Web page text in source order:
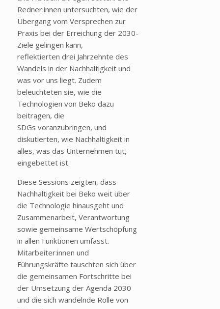
Redner:innen untersuchten, wie der
Übergang vom Versprechen zur
Praxis bei der Erreichung der 2030-
Ziele gelingen kann,
reflektierten drei Jahrzehnte des
Wandels in der Nachhaltigkeit und
was vor uns liegt. Zudem
beleuchteten sie, wie die
Technologien von Beko dazu
beitragen, die
SDGs voranzubringen, und
diskutierten, wie Nachhaltigkeit in
alles, was das Unternehmen tut,
eingebettet ist.
Diese Sessions zeigten, dass
Nachhaltigkeit bei Beko weit über
die Technologie hinausgeht und
Zusammenarbeit, Verantwortung
sowie gemeinsame Wertschöpfung
in allen Funktionen umfasst.
Mitarbeiter:innen und
Führungskräfte tauschten sich über
die gemeinsamen Fortschritte bei
der Umsetzung der Agenda 2030
und die sich wandelnde Rolle von